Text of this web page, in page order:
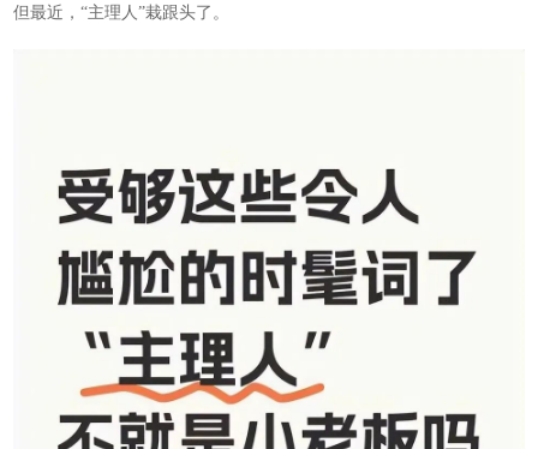
但最近，“主理人”栽跟头了。